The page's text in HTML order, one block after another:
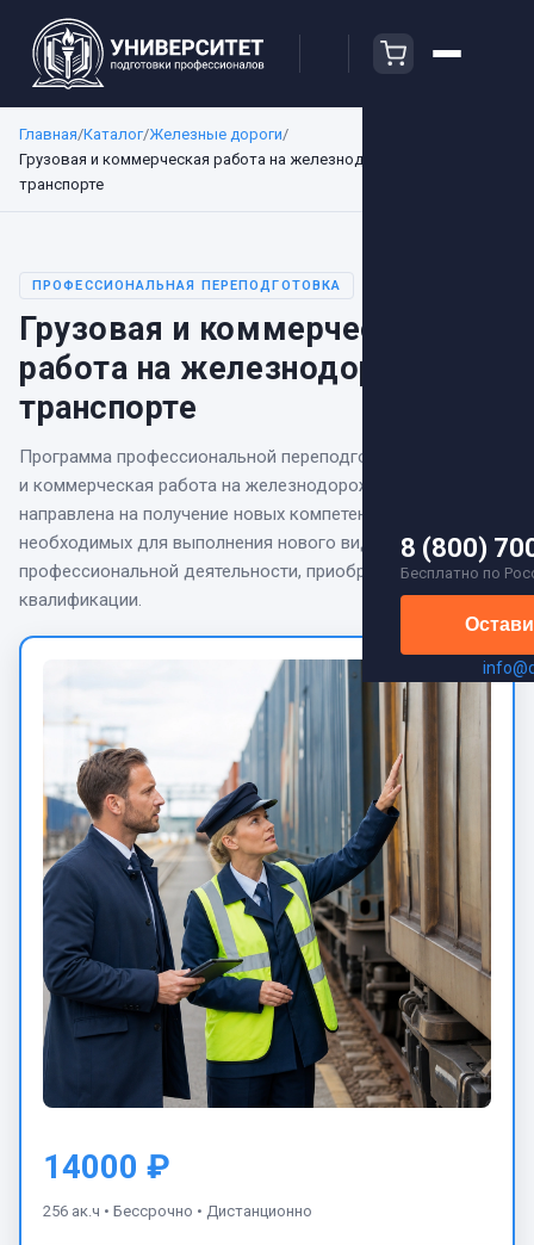
8 (800)
Бесплатно по
Главная/Каталог/Железные дороги/
Грузовая и коммерческая работа на железнодорожном
транспорте
ПРОФЕССИОНАЛЬНАЯ ПЕРЕПОДГОТОВКА
Грузовая и коммерческая
работа на железнодорожном
транспорте
Программа профессиональной переподготовки
и коммерческая работа на железнодорожном транспорте
направлена на получение новых компетенций,
необходимых для выполнения нового вида
профессиональной деятельности, приобретения новой
квалификации.
14000 ₽
256 ак.ч • Бессрочно • Дистанционно